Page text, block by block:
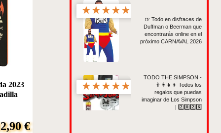
2023
€
★★★★★
🍺 Todo en disfraces de
Duffman o Beerman que
encontrarás online en el
próximo CARNAVAL 2026
★★★★★
TODO THE SIMPSON -
👨‍👩‍👧‍👦 Todos los
regalos que puedas
imaginar de Los Simpson
| 2️⃣0️⃣2️⃣6️⃣